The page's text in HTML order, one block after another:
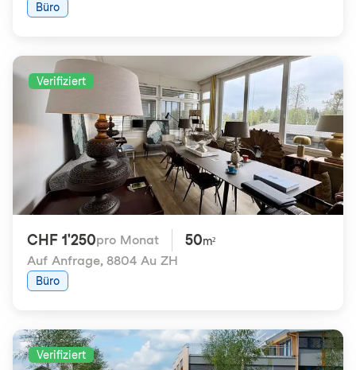
Büro
Verifiziert
CHF 1'250pro Monat 50m²
Auf Anfrage, 8804 Au ZH
Büro
Verifiziert